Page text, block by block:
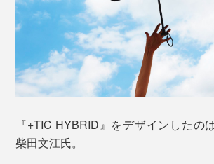
65cmの長傘と本品
折りたたみ式ではないので、いちい
んで傘生地を整えて…という面倒がな
て太めの傘ベルトで留めるだけ。
けます。
※日本洋傘振興協議会(JUPA)が定める洋傘の品質基準。
耐漏水性度など31の項目について基準を定めている。
『+TIC HYBRID』をデザインしたの
柴田文江氏。